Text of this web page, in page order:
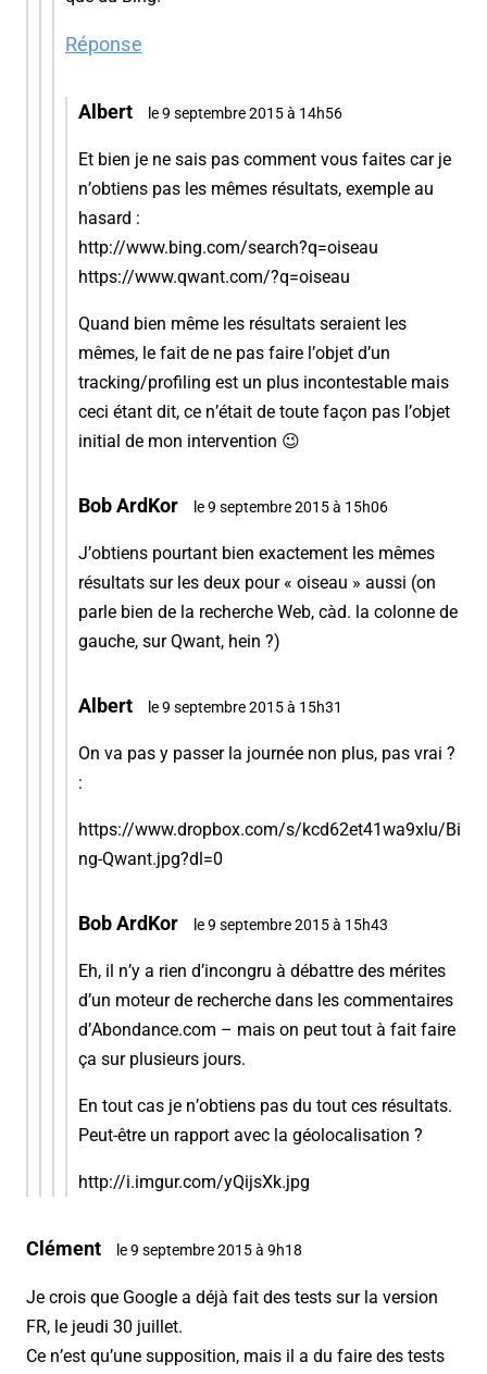
Réponse
Albert le 9 septembre 2015 à 14h56
Et bien je ne sais pas comment vous faites car je
n’obtiens pas les mêmes résultats, exemple au
hasard :
http://www.bing.com/search?q=oiseau
https://www.qwant.com/?q=oiseau
Quand bien même les résultats seraient les
mêmes, le fait de ne pas faire l’objet d’un
tracking/profiling est un plus incontestable mais
ceci étant dit, ce n’était de toute façon pas l’objet
initial de mon intervention 😉
Bob ArdKor le 9 septembre 2015 à 15h06
J’obtiens pourtant bien exactement les mêmes
résultats sur les deux pour « oiseau » aussi (on
parle bien de la recherche Web, càd. la colonne de
gauche, sur Qwant, hein ?)
Albert le 9 septembre 2015 à 15h31
On va pas y passer la journée non plus, pas vrai ?
:
https://www.dropbox.com/s/kcd62et41wa9xlu/Bi
ng-Qwant.jpg?dl=0
Bob ArdKor le 9 septembre 2015 à 15h43
Eh, il n’y a rien d’incongru à débattre des mérites
d’un moteur de recherche dans les commentaires
d’Abondance.com – mais on peut tout à fait faire
ça sur plusieurs jours.
En tout cas je n’obtiens pas du tout ces résultats.
Peut-être un rapport avec la géolocalisation ?
http://i.imgur.com/yQijsXk.jpg
Clément le 9 septembre 2015 à 9h18
Je crois que Google a déjà fait des tests sur la version
FR, le jeudi 30 juillet.
Ce n’est qu’une supposition, mais il a du faire des tests